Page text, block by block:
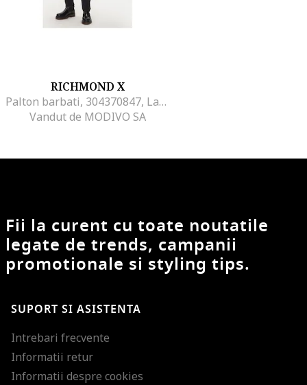
RICHMOND X
Palton barbati, 304370847, Lana, Negru, Negru
Vandut de MODIVO SA
Fii la curent cu toate noutatile
legate de trends, campanii
promotionale si styling tips.
SUPORT SI ASISTENTA
Intrebari frecvente
Informatii retur
Informatii despre cookies